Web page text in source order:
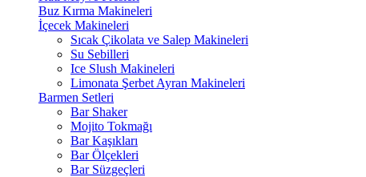
Buz Kırma Makineleri
İçecek Makineleri
Sıcak Çikolata ve Salep Makineleri
Su Sebilleri
Ice Slush Makineleri
Limonata Şerbet Ayran Makineleri
Barmen Setleri
Bar Shaker
Mojito Tokmağı
Bar Kaşıkları
Bar Ölçekleri
Bar Süzgeçleri